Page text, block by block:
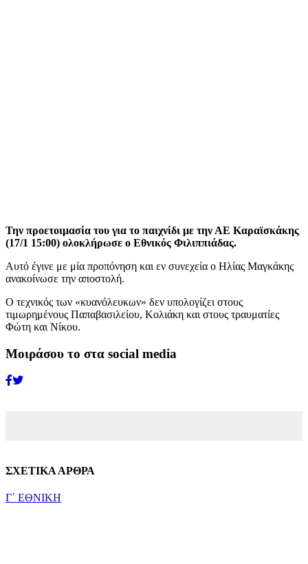
Την προετοιμασία του για το παιχνίδι με την ΑΕ Καραϊσκάκης
(17/1 15:00) ολοκλήρωσε ο Εθνικός Φιλιππιάδας.
Αυτό έγινε με μία προπόνηση και εν συνεχεία ο Ηλίας Μαγκάκης
ανακοίνωσε την αποστολή.
Ο τεχνικός των «κυανόλευκων» δεν υπολογίζει στους
τιμωρημένους Παπαβασιλείου, Κολιάκη και στους τραυματίες
Φώτη και Νίκου.
Μοιράσου το στα social media
ΣΧΕΤΙΚΑ ΑΡΘΡΑ
Γ΄ ΕΘΝΙΚΗ